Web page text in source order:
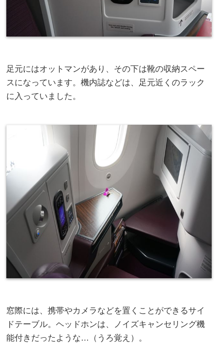
足元にはオットマンがあり、その下は靴の収納スペー
スになっています。機内誌などは、足元近くのラック
に入っていました。
窓際には、携帯やカメラなどを置くことができるサイ
ドテーブル。ヘッドホンは、ノイズキャンセリング機
能付きだったような…（うろ覚え）。